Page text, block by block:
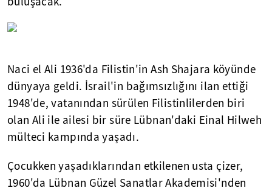
Naci el Ali 1936'da Filistin'in Ash Shajara köyünde
dünyaya geldi. İsrail'in bağımsızlığını ilan ettiği
1948'de, vatanından sürülen Filistinlilerden biri
olan Ali ile ailesi bir süre Lübnan'daki Einal Hilweh
mülteci kampında yaşadı.
Çocukken yaşadıklarından etkilenen usta çizer,
1960'da Lübnan Güzel Sanatlar Akademisi'nden